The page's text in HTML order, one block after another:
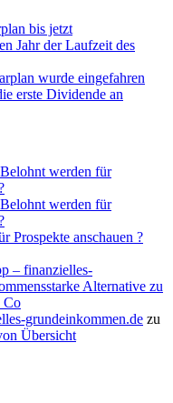
bis jetzt
Jahr der Laufzeit des
wurde eingefahren
erste Dividende an
Belohnt werden für
Belohnt werden für
Prospekte anschauen ?
– finanzielles-
Alternative zu
Co
grundeinkommen.de zu
Übersicht